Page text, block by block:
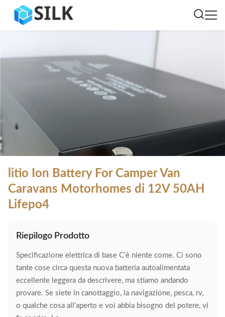
litio Ion Battery For Camper Van
Caravans Motorhomes di 12V 50AH
Lifepo4
Riepilogo Prodotto
Specificazione elettrica di base C'è niente come. Ci sono
tante cose circa questa nuova batteria autoalimentata
eccellente leggera da descrivere, ma stiamo andando
provare. Se siete in canottaggio, la navigazione, pesca, rv,
o qualche cosa all'aperto e voi abbia bisogno del potere, vi